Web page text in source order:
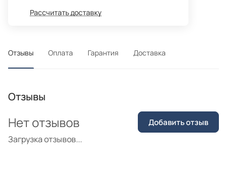
Рассчитать доставку
Отзывы Оплата Гарантия Доставка
Отзывы
Загрузка отзывов...
Нет отзывов Добавить отзыв